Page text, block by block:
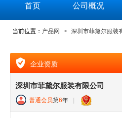
首页 公司概况
当前位置： 产品网 > 深圳市菲黛尔服装
企业资质
深圳市菲黛尔服装有限公司
普通会员第6年